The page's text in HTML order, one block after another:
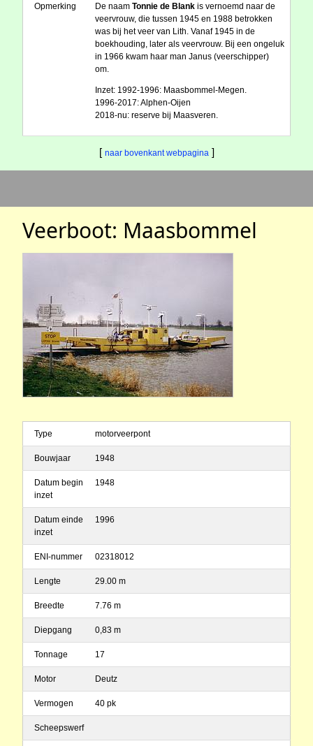
Opmerking De naam Tonnie de Blank is vernoemd naar de
veervrouw, die tussen 1945 en 1988 betrokken
was bij het veer van Lith. Vanaf 1945 in de
boekhouding, later als veervrouw. Bij een ongeluk
in 1966 kwam haar man Janus (veerschipper)
om.
Inzet: 1992-1996: Maasbommel-Megen.
1996-2017: Alphen-Oijen
2018-nu: reserve bij Maasveren.
[ naar bovenkant webpagina ]
Veerboot: Maasbommel
Type motorveerpont
Bouwjaar 1948
Datum begin
inzet
1948
Datum einde
inzet
1996
ENI-nummer 02318012
Lengte 29.00 m
Breedte 7.76 m
Diepgang 0,83 m
Tonnage 17
Motor Deutz
Vermogen 40 pk
Scheepswerf